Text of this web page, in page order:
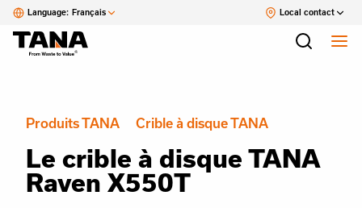
Language: Français Local contact
Produits TANA Crible à disque TANA
Le crible à disque TANA
Raven X550T